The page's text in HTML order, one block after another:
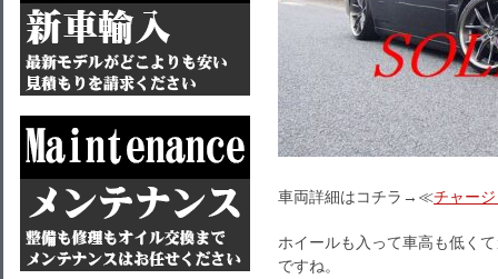
車両詳細はコチラ→≪チャー
ホイールも入って車高も低く
ですね。